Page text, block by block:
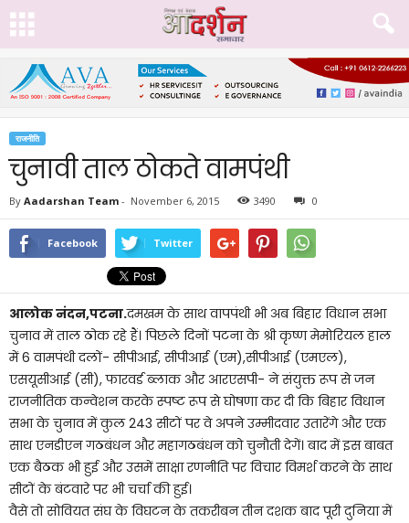
राजनीति
चुनावी ताल ठोकते वामपंथी
By Aadarshan Team - November 6, 2015 3490 0
Facebook Twitter
आलोक नंदन,पटना.दमखम के साथ वापपंथी भी अब बिहार विधान सभा
चुनाव में ताल ठोक रहे हैं। पिछले दिनों पटना के श्री कृष्ण मेमोरियल हाल
में 6 वामपंथी दलों- सीपीआई, सीपीआई (एम),सीपीआई (एमएल),
एसयूसीआई (सी), फारवर्ड ब्लाक और आरएसपी- ने संयुक्त रूप से जन
राजनीतिक कन्वेशन करके स्पष्ट रूप से घोषणा कर दी कि बिहार विधान
सभा के चुनाव में कुल 243 सीटों पर वे अपने उम्मीदवार उतारेंगे और एक
साथ एनडीएन गठबंधन और महागठबंधन को चुनौती देगें। बाद में इस बाबत
एक बैठक भी हुई और उसमें साक्षा रणनीति पर विचार विमर्श करने के साथ
सीटों के बंटवारे पर भी चर्चा की हुई।
वैसे तो सोवियत संघ के विघटन के तकरीबन तीन दशक बाद पूरी दुनिया में